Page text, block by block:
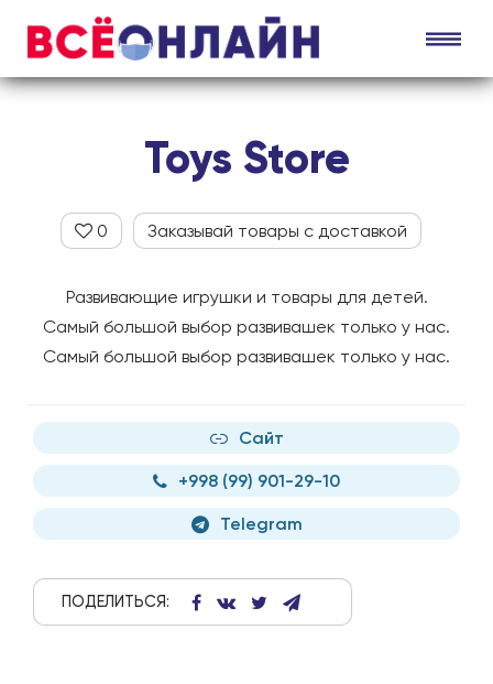
Toys Store
0 Заказывай товары с доставкой
Развивающие игрушки и товары для детей.
Самый большой выбор развивашек только у нас.
Самый большой выбор развивашек только у нас.
Сайт
+998 (99) 901-29-10
Telegram
ПОДЕЛИТЬСЯ: